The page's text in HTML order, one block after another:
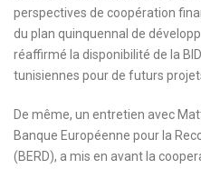
perspectives de coopération
du plan quinquennal de
réaffirmé la disponibilité de la
tunisiennes pour de futurs
De même, un entretien avec
Banque Européenne pour la
(BERD), a mis en avant la